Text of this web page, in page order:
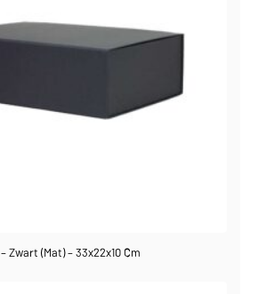
Zwart (mat) – 33x22x10 Cm